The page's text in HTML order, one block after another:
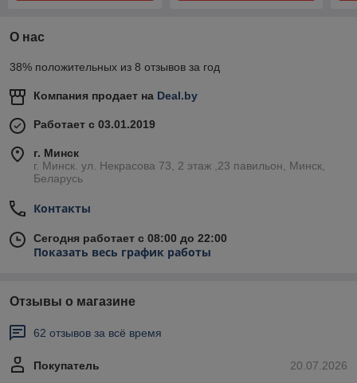
О нас
38% положительных из 8 отзывов за год
Компания продает на Deal.by
Работает с 03.01.2019
г. Минск
г. Минск. ул. Некрасова 73, 2 этаж ,23 павильон, Минск,
Беларусь
Контакты
Сегодня работает с 08:00 до 22:00
Показать весь график работы
Отзывы о магазине
62 отзывов за всё время
20.07.2026
Покупатель